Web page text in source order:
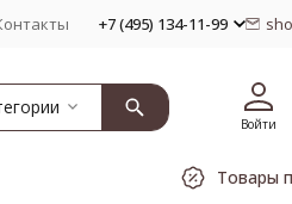
+7 (495) 134-11-99
Войти
Товары